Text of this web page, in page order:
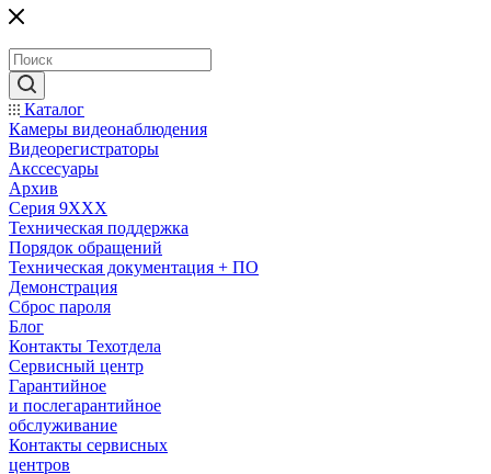
Каталог
Камеры видеонаблюдения
Видеорегистраторы
Акссесуары
Архив
Серия 9XXX
Техническая поддержка
Порядок обращений
Техническая документация + ПО
Демонстрация
Сброс пароля
Блог
Контакты Техотдела
Сервисный центр
Гарантийное
и послегарантийное
обслуживание
Контакты сервисных
центров